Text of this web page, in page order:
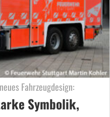
Fahrzeugdesign:
Symbolik,